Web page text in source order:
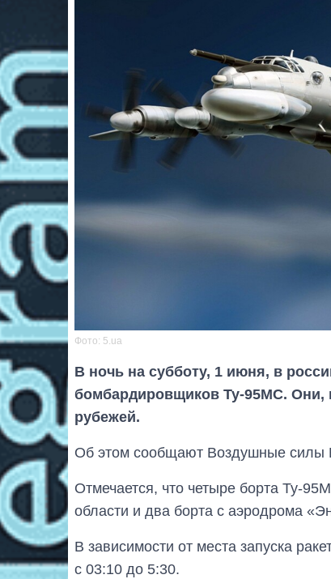
Фото: 5.ua
В ночь на субботу, 1 июня, в
бомбардировщиков Ту-95МС. Они,
рубежей.
Об этом сообщают Воздушные силы
Отмечается, что четыре борта Ту-
области и два борта с аэродрома
В зависимости от места запуска
с 03:10 до 5:30.